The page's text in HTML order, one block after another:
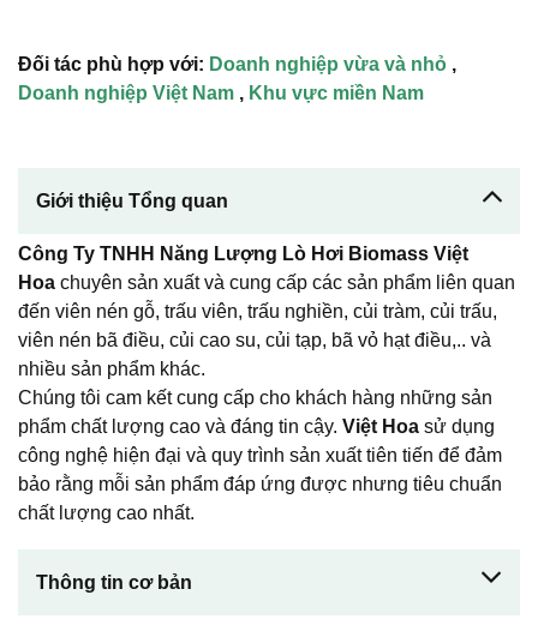
Đối tác phù hợp với: Doanh nghiệp vừa và nhỏ ,
Doanh nghiệp Việt Nam , Khu vực miền Nam
Giới thiệu Tổng quan
Công Ty TNHH Năng Lượng Lò Hơi Biomass Việt
Hoa chuyên sản xuất và cung cấp các sản phẩm liên quan
đến viên nén gỗ, trấu viên, trấu nghiền, củi tràm, củi trấu,
viên nén bã điều, củi cao su, củi tạp, bã vỏ hạt điều,.. và
nhiều sản phẩm khác.
Chúng tôi cam kết cung cấp cho khách hàng những sản
phẩm chất lượng cao và đáng tin cậy. Việt Hoa sử dụng
công nghệ hiện đại và quy trình sản xuất tiên tiến để đảm
bảo rằng mỗi sản phẩm đáp ứng được nhưng tiêu chuẩn
chất lượng cao nhất.
Thông tin cơ bản